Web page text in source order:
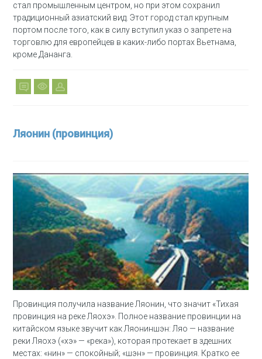
стал промышленным центром, но при этом сохранил
традиционный азиатский вид. Этот город стал крупным
портом после того, как в силу вступил указ о запрете на
торговлю для европейцев в каких-либо портах Вьетнама,
кроме Дананга.
Ляонин (провинция)
Провинция получила название Ляонин, что значит «Тихая
провинция на реке Ляохэ». Полное название провинции на
китайском языке звучит как Ляониншэн: Ляо — название
реки Ляохэ («хэ» — «река»), которая протекает в здешних
местах: «нин» — спокойный; «шэн» — провинция. Кратко ее